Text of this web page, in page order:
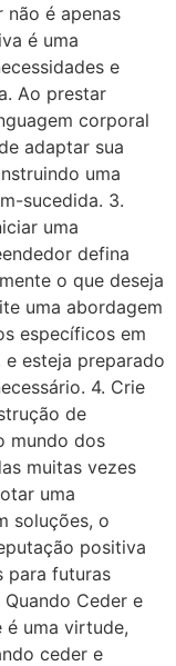
não é apenas
é uma
e
Ao prestar
corporal
adaptar sua
uma
sucedida. 3.
uma
defina
o que deseja
uma abordagem
específicos em
esteja preparado
4. Crie
de
mundo dos
muitas vezes
uma
soluções, o
positiva
para futuras
Ceder e
é uma virtude,
ceder e